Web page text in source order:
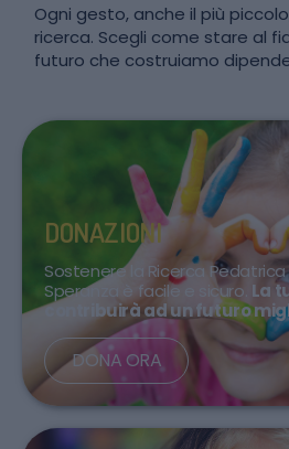
Ogni gesto, anche il più
ricerca. Scegli come stare al
futuro che costruiamo
DONAZIONI
Sostenere la Ricerca
Speranza è facile e sicuro. La
contribuirà ad un futuro
DONA ORA